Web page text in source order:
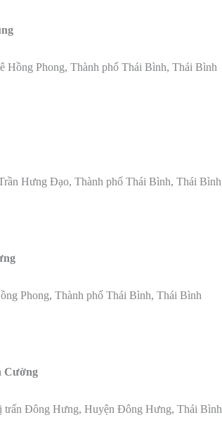
Hồng Phong, Thành phố Thái Bình, Thái Bình
Hưng Đạo, Thành phố Thái Bình, Thái Bình
Phong, Thành phố Thái Bình, Thái Bình
Cường
Đông Hưng, Huyện Đông Hưng, Thái Bình